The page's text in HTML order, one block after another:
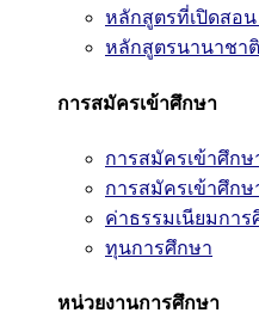
หลักสูตรที่เปิดสอ
หลักสูตรนานาชาติ
การสมัครเข้าศึกษา
การสมัครเข้าศึก
การสมัครเข้าศึก
ค่าธรรมเนียมการ
ทุนการศึกษา
หน่วยงานการศึกษา